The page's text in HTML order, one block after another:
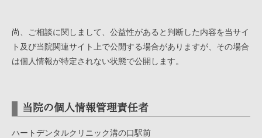
尚、ご相談に関しまして、公益性があると判断した内容を当サイ
ト及び当院関連サイト上で公開する場合がありますが、その場合
は個人情報が特定されない状態で公開します。
当院の個人情報管理責任者
ハートデンタルクリニック溝の口駅前